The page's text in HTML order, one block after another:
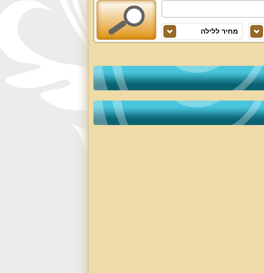
מחיר ללילה